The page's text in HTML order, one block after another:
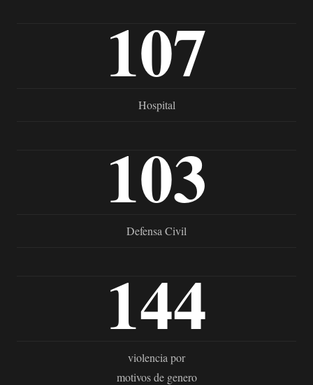
107
Hospital
103
Defensa Civil
144
violencia por
motivos de genero